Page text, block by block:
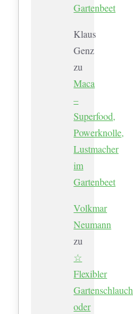
Gartenbeet
Klaus
Genz
zu
Maca
–
Superfood,
Powerknolle,
Lustmacher
im
Gartenbeet
Volkmar
Neumann
zu
☆
Flexibler
Gartenschlauch
oder